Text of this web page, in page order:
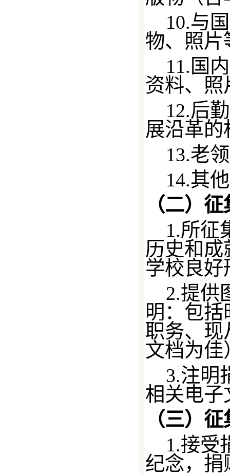
10.与
物、照片
11.国
资料、照
12.后
展沿革
13.老
14.其
（二）
1.所征
历史和成
学校良好
2.提供
明：包
职务、现
文档为佳
3.注明
相关电子
（三）
1.接受
纪念，捐